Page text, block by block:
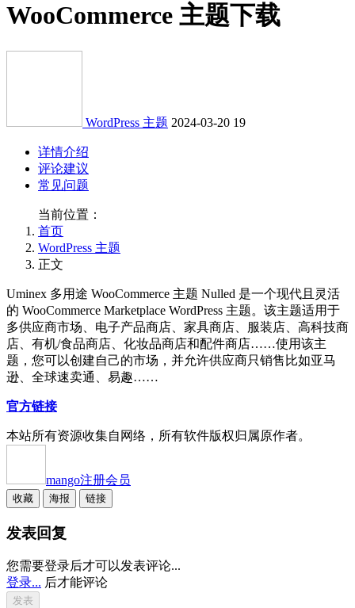
WooCommerce 主题下载
WordPress 主题 2024-03-20 19
详情介绍
评论建议
常见问题
当前位置：
首页
WordPress 主题
正文
Uminex 多用途 WooCommerce 主题 Nulled 是一个现代且灵活
的 WooCommerce Marketplace WordPress 主题。该主题适用于
多供应商市场、电子产品商店、家具商店、服装店、高科技商
店、有机/食品商店、化妆品商店和配件商店……使用该主
题，您可以创建自己的市场，并允许供应商只销售比如亚马
逊、全球速卖通、易趣……
官方链接
本站所有资源收集自网络，所有软件版权归属原作者。
mango注册会员
收藏 海报 链接
发表回复
您需要登录后才可以发表评论...
登录... 后才能评论